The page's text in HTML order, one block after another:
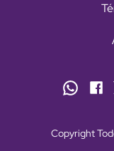
Copyright